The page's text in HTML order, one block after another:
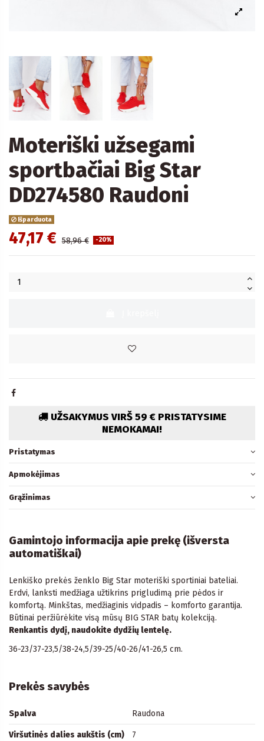
Moteriški užsegami
sportbačiai Big Star
DD274580 Raudoni
Išparduota
47,17 € 58,96 € -20%
UŽSAKYMUS VIRŠ 59 € PRISTATYSIME
NEMOKAMAI!
Pristatymas
Apmokėjimas
Grąžinimas
Gamintojo informacija apie prekę (išversta
automatiškai)
Lenkiško prekės ženklo Big Star moteriški sportiniai bateliai.
Erdvi, lanksti medžiaga užtikrins prigludimą prie pėdos ir
komfortą. Minkštas, medžiaginis vidpadis – komforto garantija.
Būtinai peržiūrėkite visą mūsų BIG STAR batų kolekciją.
Renkantis dydį, naudokite dydžių lentelę.
36-23/37-23,5/38-24,5/39-25/40-26/41-26,5 cm.
Prekės savybės
Spalva Raudona
Viršutinės dalies aukštis (cm) 7